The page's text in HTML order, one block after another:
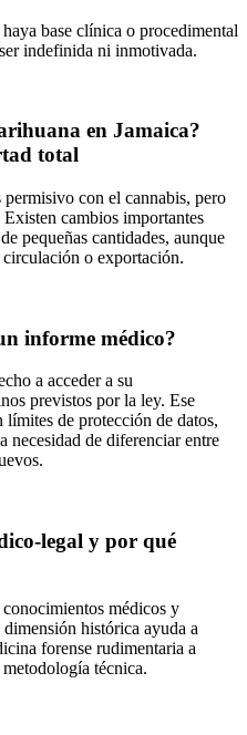
base clínica o procedimental
indefinida ni inmotivada.
en Jamaica?
total
permisivo con el cannabis, pero
cambios importantes
pequeñas cantidades, aunque
o exportación.
informe médico?
a acceder a su
previstos por la ley. Ese
de protección de datos,
necesidad de diferenciar entre
legal y por qué
médicos y
histórica ayuda a
forense rudimentaria a
técnica.